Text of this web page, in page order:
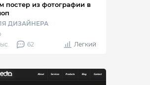
постер из фотографии в
ДИЗАЙНЕРА
62 Легкий